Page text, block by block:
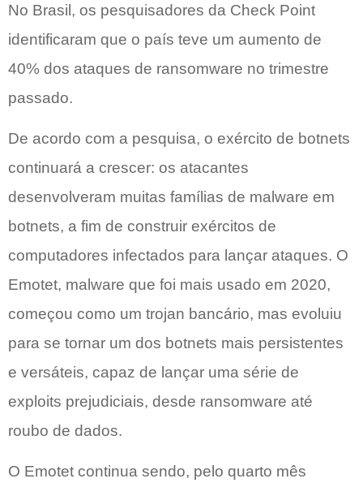
No Brasil, os pesquisadores da Check Point
identificaram que o país teve um aumento de
40% dos ataques de ransomware no trimestre
passado.
De acordo com a pesquisa, o exército de botnets
continuará a crescer: os atacantes
desenvolveram muitas famílias de malware em
botnets, a fim de construir exércitos de
computadores infectados para lançar ataques. O
Emotet, malware que foi mais usado em 2020,
começou como um trojan bancário, mas evoluiu
para se tornar um dos botnets mais persistentes
e versáteis, capaz de lançar uma série de
exploits prejudiciais, desde ransomware até
roubo de dados.
O Emotet continua sendo, pelo quarto mês